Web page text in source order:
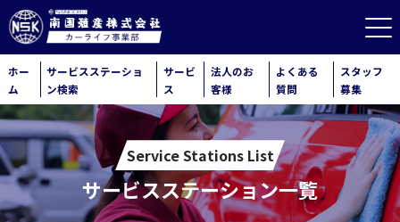
ホー
ム
サービスステーショ
ン検索
サービ
ス
法人のお
客様
よくある
質問
スタッフ
募集
Service Stations List
サービスステーション一覧